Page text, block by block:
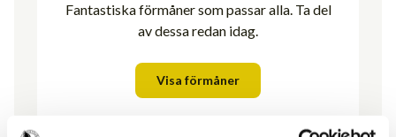
Fantastiska förmåner som passar alla. Ta del
av dessa redan idag.
Visa förmåner